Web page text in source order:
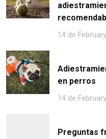
14 de
en perros
14 de
Preguntas